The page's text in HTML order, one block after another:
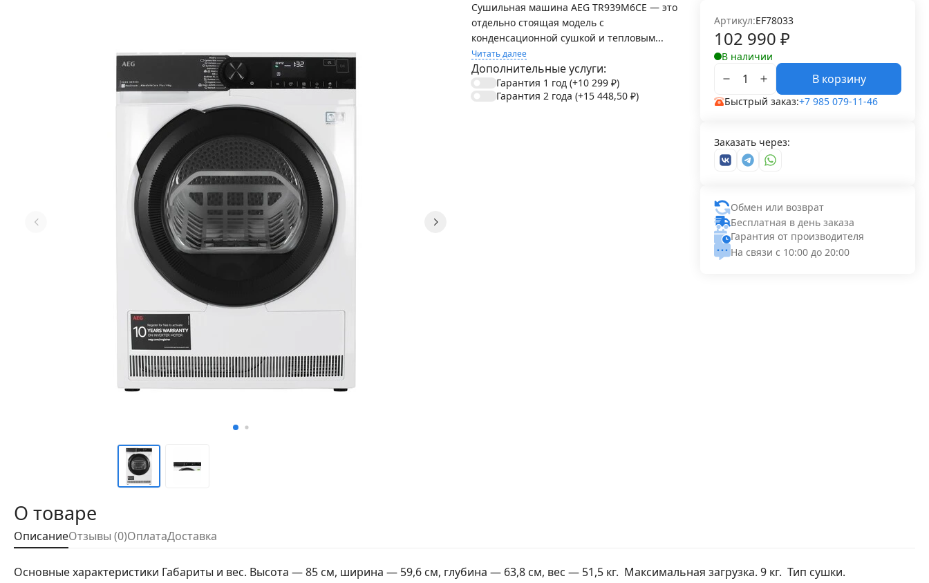
Сушильная машина AEG TR939M6CE — это
отдельно стоящая модель с
конденсационной сушкой и тепловым...
Читать далее
Дополнительные услуги:
Гарантия 1 год (+10 299 ₽)
Гарантия 2 года (+15 448,50 ₽)
Артикул:EF78033
102 990 ₽
В наличии
В корзину
Быстрый заказ:+7 985 079-11-46
Заказать через:
Обмен или возврат
Бесплатная в день заказа
Гарантия от производителя
На связи с 10:00 до 20:00
О товаре
ОписаниеОтзывы (0)ОплатаДоставка
Основные характеристики Габариты и вес. Высота — 85 см, ширина — 59,6 см, глубина — 63,8 см, вес — 51,5 кг. Максимальная загрузка. 9 кг. Тип сушки.